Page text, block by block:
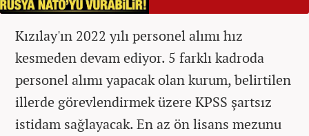
Kızılay'ın 2022 yılı personel alımı hız
kesmeden devam ediyor. 5 farklı kadroda
personel alımı yapacak olan kurum, belirtilen
illerde görevlendirmek üzere KPSS şartsız
istidam sağlayacak. En az ön lisans mezunu